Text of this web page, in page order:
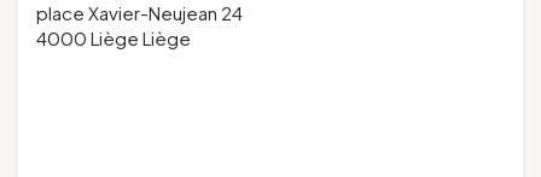
place Xavier-Neujean 24
4000 Liège Liège